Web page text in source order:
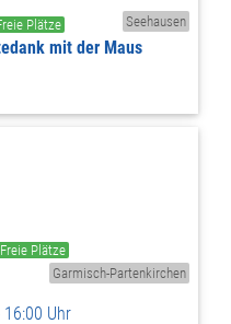
Plätze Seehausen
mit der Maus
Freie Plätze
Garmisch-Partenkirchen
Uhr